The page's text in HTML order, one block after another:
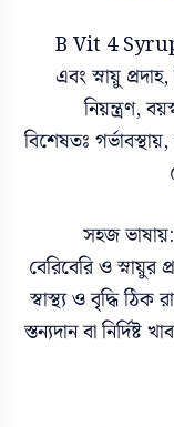
B Vit 4 Syrup
এবং স্নায়ু
নিয়ন্ত্রণ,
বিশেষতঃ গর্ভাবস্থায়,
সহজ
বেরিবেরি ও স্নায়ুর
স্বাস্থ্য ও বৃদ্ধি ঠিক
স্তন্যদান বা